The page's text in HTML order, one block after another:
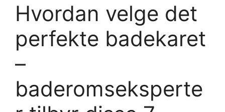
Hvordan velge det
perfekte badekaret
–
baderomseksperte